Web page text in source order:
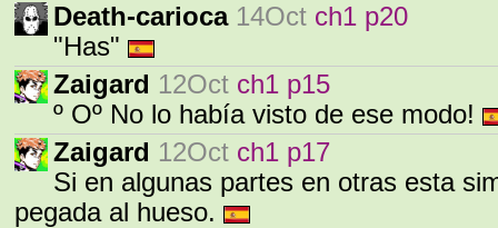
Death-carioca 14Oct ch1 p20
"Has"
Zaigard 12Oct ch1 p15
º Oº No lo había visto de ese modo!
Zaigard 12Oct ch1 p17
Si en algunas partes en otras esta
pegada al hueso.